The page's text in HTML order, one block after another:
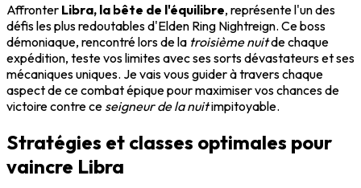
Affronter Libra, la bête de l'équilibre, représente l'un des
défis les plus redoutables d'Elden Ring Nightreign. Ce boss
démoniaque, rencontré lors de la troisième nuitde chaque
expédition, teste vos limites avec ses sorts dévastateurs et ses
mécaniques uniques. Je vais vous guider à travers chaque
aspect de ce combat épique pour maximiser vos chances de
victoire contre ce seigneur de la nuitimpitoyable.
Stratégies et classes optimales pour
vaincre Libra